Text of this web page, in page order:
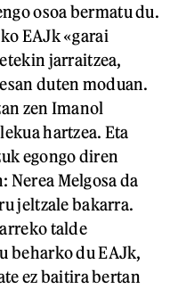
osoa bermatu du.
EAJk «garai
jarraitzea,
duten moduan.
zen Imanol
hartzea. Eta
egongo diren
Melgosa da
jeltzale bakarra.
talde
beharko du EAJk,
ez baitira bertan